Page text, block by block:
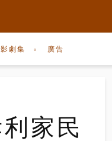
劇集 廣告
家民